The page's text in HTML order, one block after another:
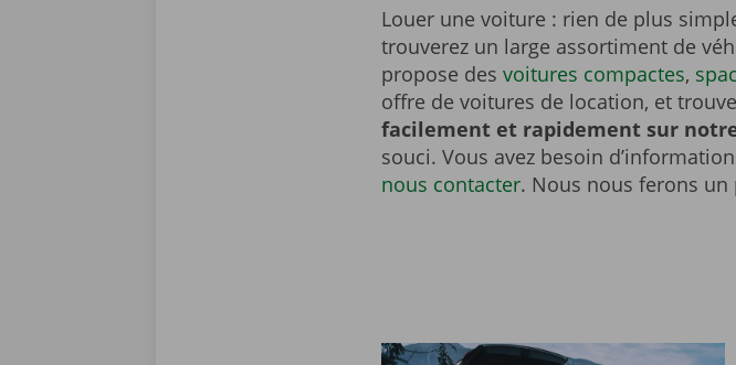
Louer une voiture : rien de plus
trouverez un large assortiment de
propose des voitures compactes,
offre de voitures de location, et
facilement et rapidement sur
souci. Vous avez besoin
nous contacter. Nous nous ferons